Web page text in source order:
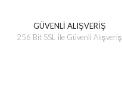
GÜVENLİ ALIŞVERİŞ
256 Bit SSL ile Güvenli Alışveriş